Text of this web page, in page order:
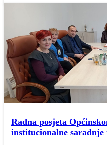
Radna posjeta
institucionalne